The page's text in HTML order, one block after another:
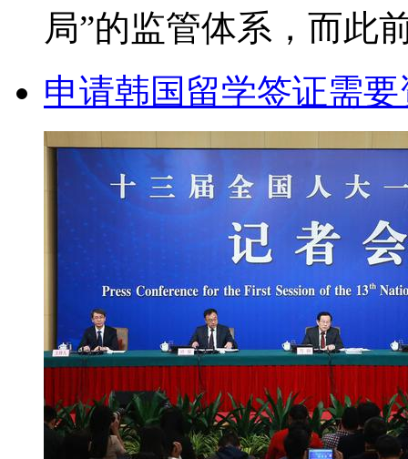
局”的监管体系，而此
申请韩国留学签证需要